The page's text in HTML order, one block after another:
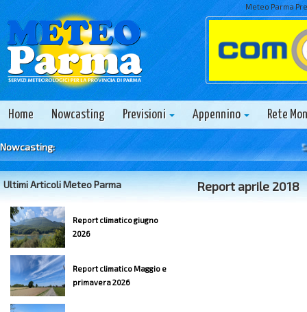
Meteo Parma
Home Nowcasting Previsioni Appennino Rete
Nowcasting:
Ultimi Articoli Meteo Parma
Report climatico giugno
2026
Report climatico Maggio e
primavera 2026
Report aprile 2018